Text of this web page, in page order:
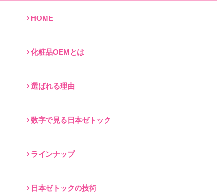
HOME
化粧品OEMとは
選ばれる理由
数字で見る日本ゼトック
ラインナップ
日本ゼトックの技術